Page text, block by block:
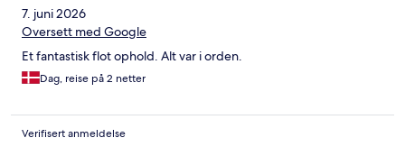
7. juni 2026
Oversett med Google
Et fantastisk flot ophold. Alt var i orden.
Dag, reise på 2 netter
Verifisert anmeldelse